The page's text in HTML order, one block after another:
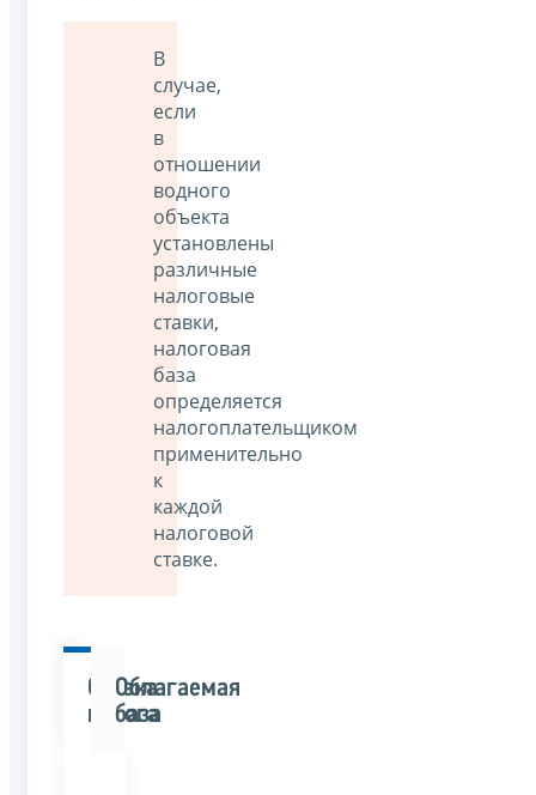
В
случае,
если
в
отношении
водного
объекта
установлены
различные
налоговые
ставки,
налоговая
база
определяется
налогоплательщиком
применительно
к
каждой
налоговой
ставке.
Ставка
налога
Облагаемая
база